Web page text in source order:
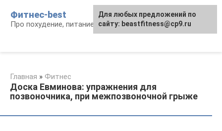
контенту
Фитнес-best
Про похудение, питание и фитнес
Главная » Фитнес
Доска Евминова: упражнения для
позвоночника, при межпозвоночной грыже
Для любых предложений по
сайту: beastfitness@cp9.ru